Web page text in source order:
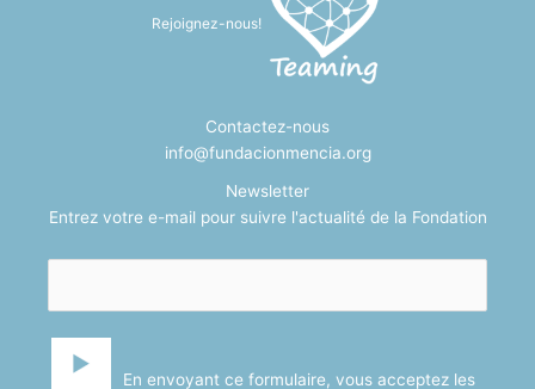
Rejoignez-nous!
Contactez-nous
info@fundacionmencia.org
Newsletter
Entrez votre e-mail pour suivre l'actualité de la Fondation
En envoyant ce formulaire, vous acceptez les